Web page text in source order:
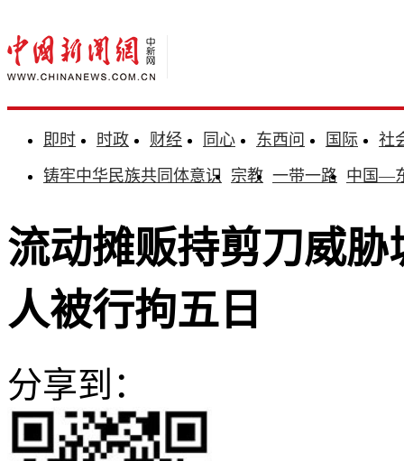
即时 时政 财经 同心 东西问 国际
社
铸牢中华民族共同体意识 宗教 一带一路 中国—
流动摊贩持剪刀威
人被行拘五日
分享到：